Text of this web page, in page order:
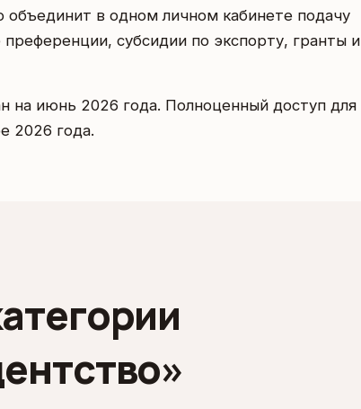
в одном личном кабинете подачу
субсидии по экспорту, гранты и
на июнь 2026 года. Полноценный доступ для
2026 года.